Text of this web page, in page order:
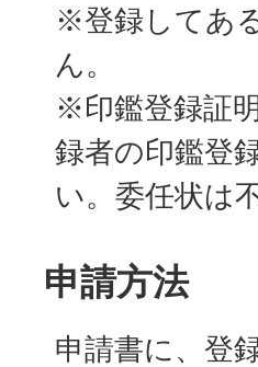
※登録してあ
ん。
※印鑑登録証
録者の印鑑登
い。委任状は
申請方法
申請書に、登